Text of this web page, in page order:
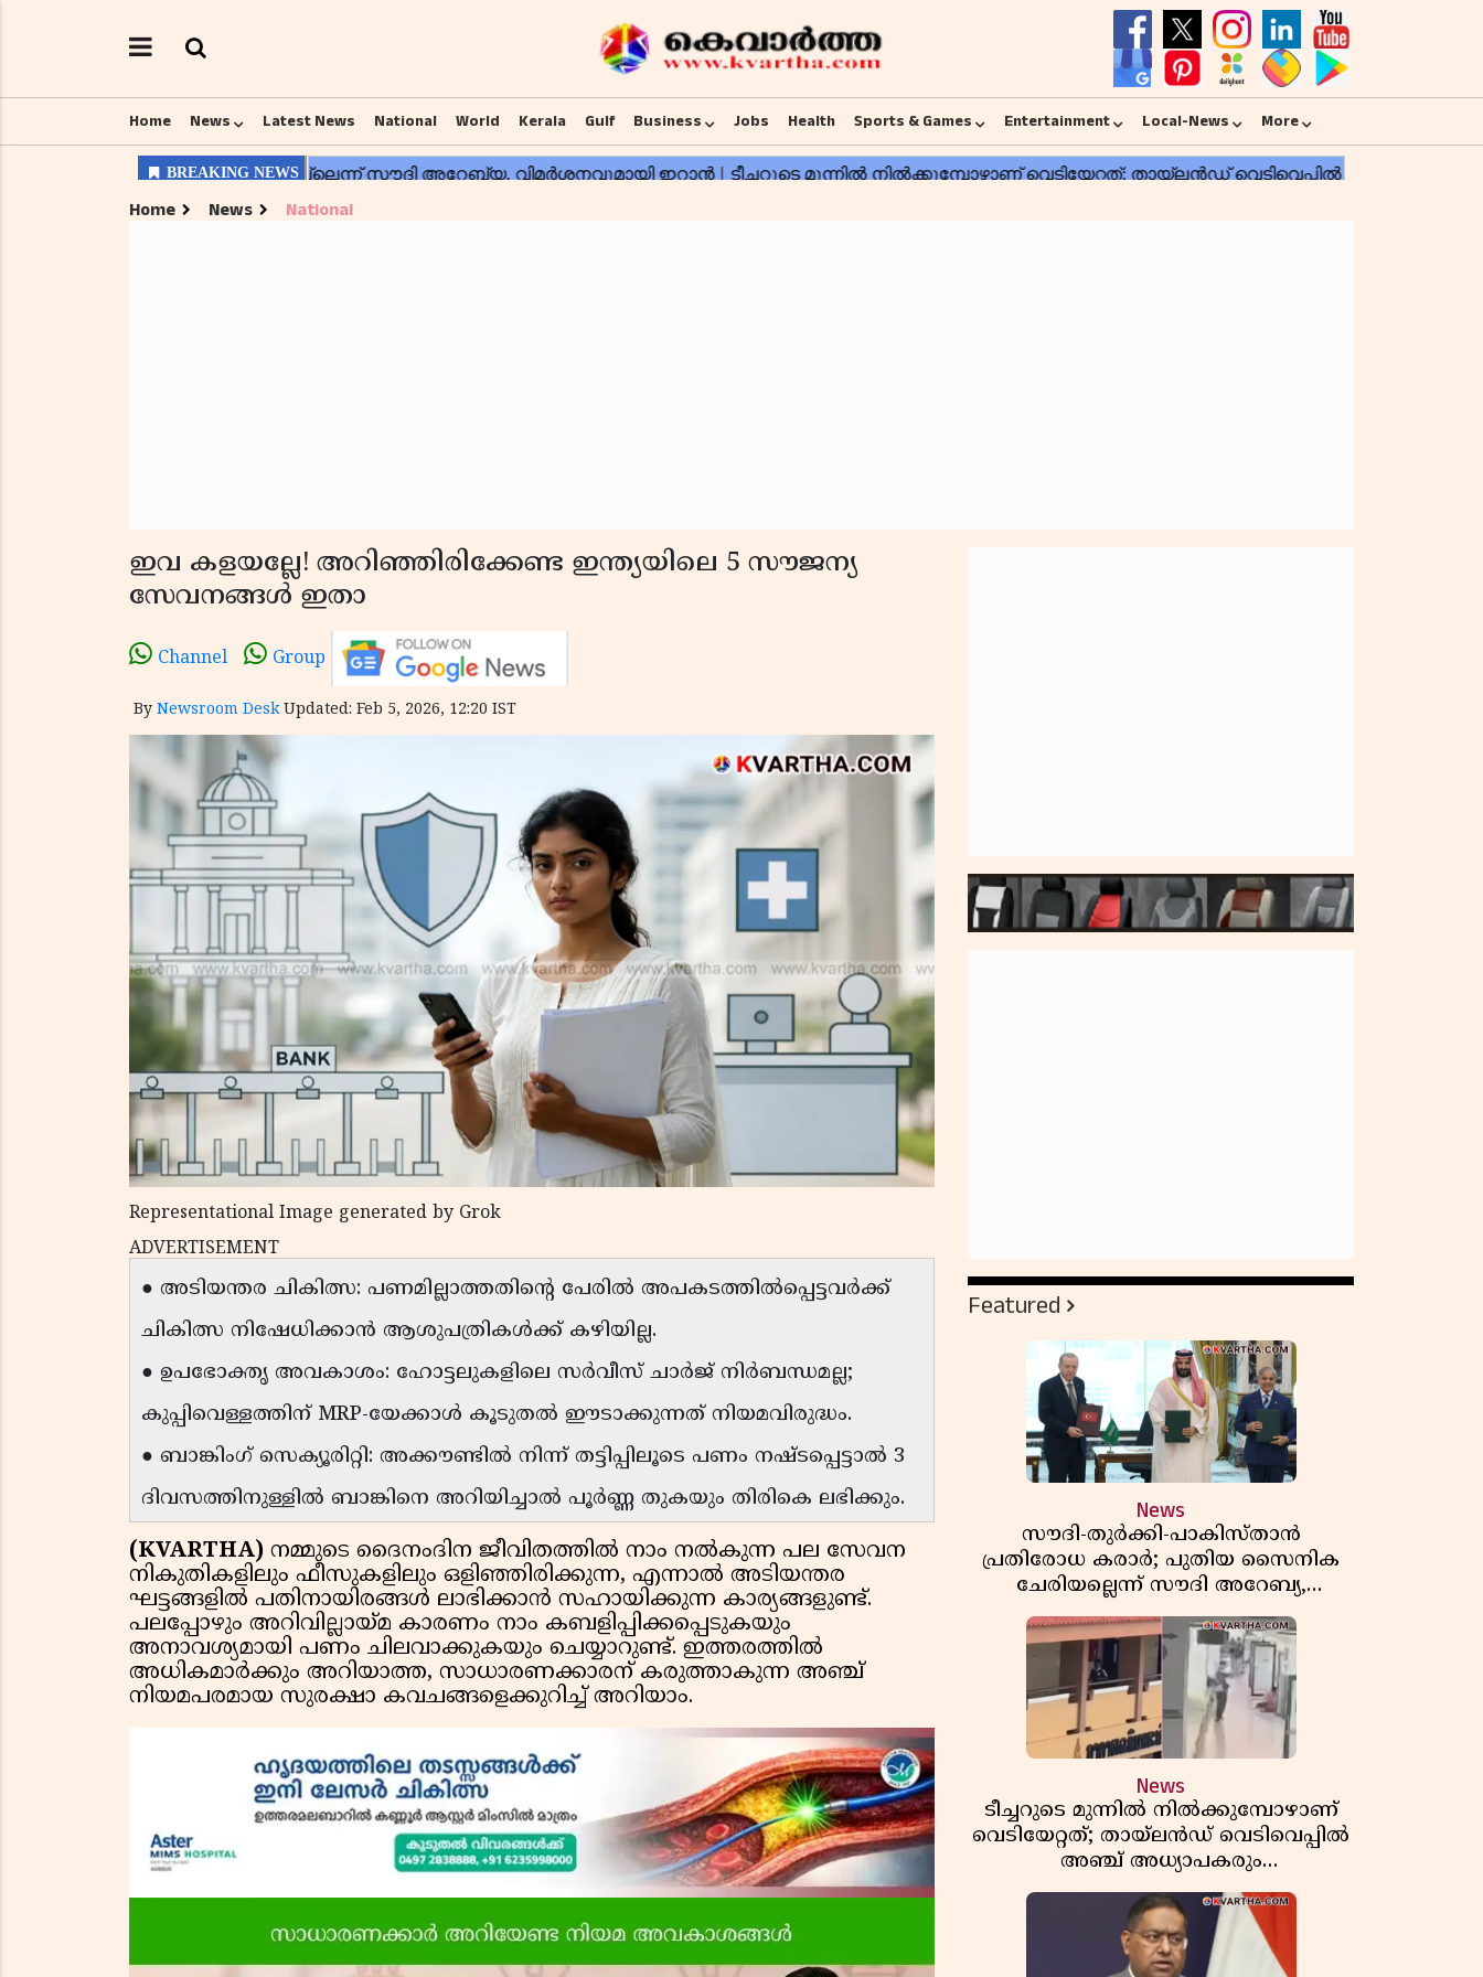
Home News Latest News National World Kerala Gulf Business Jobs Health Sports & Games Entertainment Local-News More
Home News National
ഇവ കളയല്ലേ! അറിഞ്ഞിരിക്കേണ്ട ഇന്ത്യയിലെ 5 സൗജന്യ
സേവനങ്ങൾ ഇതാ
Channel Group
By Newsroom Desk Updated: Feb 5, 2026, 12:20 IST
Representational Image generated by Grok
ADVERTISEMENT
● അടിയന്തര ചികിത്സ: പണമില്ലാത്തതിന്റെ പേരിൽ അപകടത്തിൽപ്പെട്ടവർക്ക്
ചികിത്സ നിഷേധിക്കാൻ ആശുപത്രികൾക്ക് കഴിയില്ല.
● ഉപഭോക്തൃ അവകാശം: ഹോട്ടലുകളിലെ സർവീസ് ചാർജ് നിർബന്ധമല്ല;
കുപ്പിവെള്ളത്തിന് MRP-യേക്കാൾ കൂടുതൽ ഈടാക്കുന്നത് നിയമവിരുദ്ധം.
● ബാങ്കിംഗ് സെക്യൂരിറ്റി: അക്കൗണ്ടിൽ നിന്ന് തട്ടിപ്പിലൂടെ പണം നഷ്ടപ്പെട്ടാൽ 3
ദിവസത്തിനുള്ളിൽ ബാങ്കിനെ അറിയിച്ചാൽ പൂർണ്ണ തുകയും തിരികെ ലഭിക്കും.
(KVARTHA) നമ്മുടെ ദൈനംദിന ജീവിതത്തിൽ നാം നൽകുന്ന പല സേവന
നികുതികളിലും ഫീസുകളിലും ഒളിഞ്ഞിരിക്കുന്ന, എന്നാൽ അടിയന്തര
ഘട്ടങ്ങളിൽ പതിനായിരങ്ങൾ ലാഭിക്കാൻ സഹായിക്കുന്ന കാര്യങ്ങളുണ്ട്.
പലപ്പോഴും അറിവില്ലായ്മ കാരണം നാം കബളിപ്പിക്കപ്പെടുകയും
അനാവശ്യമായി പണം ചിലവാക്കുകയും ചെയ്യാറുണ്ട്. ഇത്തരത്തിൽ
അധികമാർക്കും അറിയാത്ത, സാധാരണക്കാരന് കരുത്താകുന്ന അഞ്ച്
നിയമപരമായ സുരക്ഷാ കവചങ്ങളെക്കുറിച്ച് അറിയാം.
Featured
News
സൗദി-തുർക്കി-പാകിസ്താൻ
പ്രതിരോധ കരാർ; പുതിയ സൈനിക
ചേരിയല്ലെന്ന് സൗദി അറേബ്യ,
വിമർശനവുമായി ഇറാൻ
News
ടീച്ചറുടെ മുന്നിൽ നിൽക്കുമ്പോഴാണ്
വെടിയേറ്റത്; തായ്‌ലൻഡ് വെടിവെപ്പിൽ
അഞ്ച് അധ്യാപകരും
മുത്തശ്ശീമുത്തശ്ശന്മാരും കൊല്ലപ്പെട്ടു,
മരണസംഖ്യ 7; ഞെട്ടിക്കുന്ന
വെളിപ്പെടുത്തലുകൾ